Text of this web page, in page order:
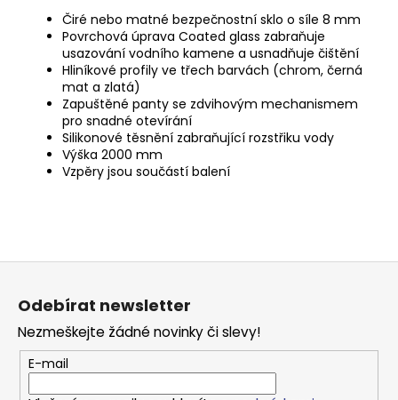
Čiré nebo matné bezpečnostní sklo o síle 8 mm
Povrchová úprava Coated glass zabraňuje
usazování vodního kamene a usnadňuje čištění
Hliníkové profily ve třech barvách (chrom, černá
mat a zlatá)
Zapuštěné panty se zdvihovým mechanismem
pro snadné otevírání
Silikonové těsnění zabraňující rozstřiku vody
Výška 2000 mm
Vzpěry jsou součástí balení
Z
Odebírat newsletter
Nezmeškejte žádné novinky či slevy!
E-mail